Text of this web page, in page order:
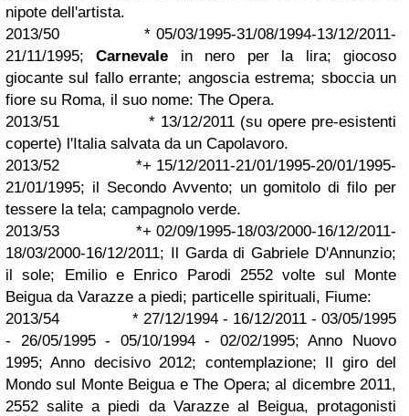
nipote dell'artista.
2013/50 * 05/03/1995-31/08/1994-13/12/2011-
21/11/1995;Carnevale in nero per la lira; giocoso
giocante sul fallo errante; angoscia estrema; sboccia un
fiore su Roma, il suo nome: The Opera.
2013/51 * 13/12/2011 (su opere pre-esistenti
coperte) l'Italia salvata da un Capolavoro.
2013/52 *+ 15/12/2011-21/01/1995-20/01/1995-
21/01/1995; il Secondo Avvento; un gomitolo di filo per
tessere la tela; campagnolo verde.
2013/53 *+ 02/09/1995-18/03/2000-16/12/2011-
18/03/2000-16/12/2011; Il Garda di Gabriele D'Annunzio;
il sole; Emilio e Enrico Parodi 2552 volte sul Monte
Beigua da Varazze a piedi; particelle spirituali, Fiume:
2013/54 * 27/12/1994 - 16/12/2011 - 03/05/1995
- 26/05/1995 - 05/10/1994 - 02/02/1995; Anno Nuovo
1995; Anno decisivo 2012; contemplazione; Il giro del
Mondo sul Monte Beigua e The Opera; al dicembre 2011,
2552 salite a piedi da Varazze al Beigua, protagonisti